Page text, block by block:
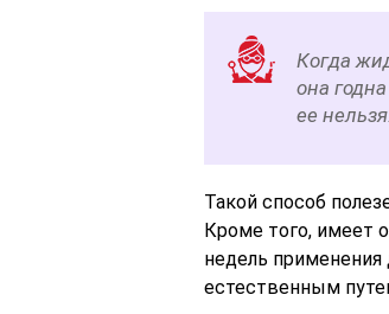
Когда
она
ее нельзя.
Такой способ
Кроме того, имеет
недель применения
естественным